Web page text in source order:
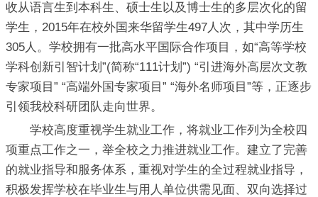
收从语言生到本科生、硕士生以及博士生的多层次化的留
学生，2015年在校外国来华留学生497人次，其中学历生
305人。学校拥有一批高水平国际合作项目，如“高等学校
学科创新引智计划”(简称“111计划”) “引进海外高层次文教
专家项目” “高端外国专家项目” “海外名师项目”等，正逐步
引领我校科研团队走向世界。
学校高度重视学生就业工作，将就业工作列为全校四
项重点工作之一，举全校之力推进就业工作。建立了完善
的就业指导和服务体系，重视对学生的全过程就业指导，
积极发挥学校在毕业生与用人单位供需见面、双向选择过